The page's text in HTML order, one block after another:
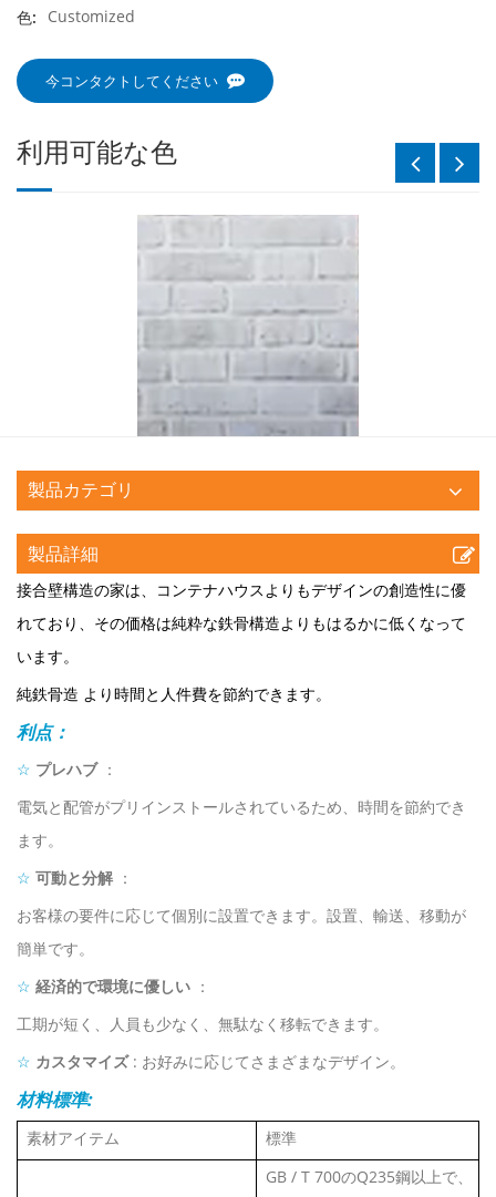
色:
Customized
今コンタクトしてください
利用可能な色
製品カテゴリ
製品詳細
接合壁構造の家は、コンテナハウスよりもデザインの創造性に優
れており、その価格は純粋な鉄骨構造よりもはるかに低くなって
います。
純鉄骨造 より時間と人件費を節約できます。
利点：
☆ プレハブ ：
電気と配管がプリインストールされているため、時間を節約でき
ます。
☆ 可動と分解 ：
お客様の要件に応じて個別に設置できます。設置、輸送、移動が
簡単です。
☆ 経済的で環境に優しい ：
工期が短く、人員も少なく、無駄なく移転できます。
☆ カスタマイズ : お好みに応じてさまざまなデザイン。
材料標準:
素材アイテム 標準
GB / T 700のQ235鋼以上で、